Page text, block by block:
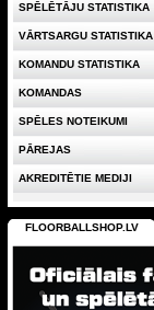
SPĒLĒTĀJU STATISTIKA
VĀRTSARGU STATISTIKA
KOMANDU STATISTIKA
KOMANDAS
SPĒLES NOTEIKUMI
PĀREJAS
AKREDITĒTIE MEDIJI
FLOORBALLSHOP.LV